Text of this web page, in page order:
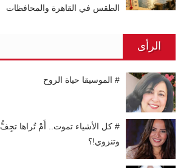
الطقس في القاهرة والمحافظات
الرأى
# الموسيقا حياة الروح
# كل الأشياء تموت.. أَمْ تُراها تجِفُّ
وتنزوي!؟